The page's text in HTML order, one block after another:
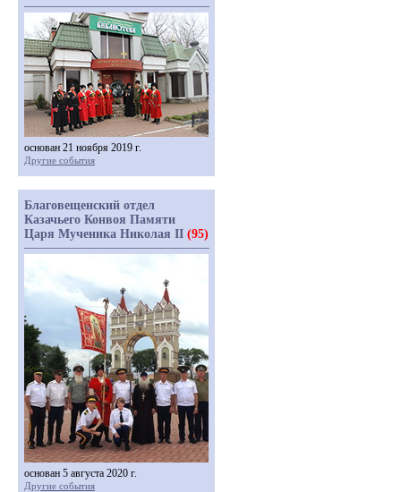
основан 21 ноября 2019 г.
Другие события
Благовещенский отдел
Казачьего Конвоя Памяти
Царя Мученика Николая II (95)
основан 5 августа 2020 г.
Другие события